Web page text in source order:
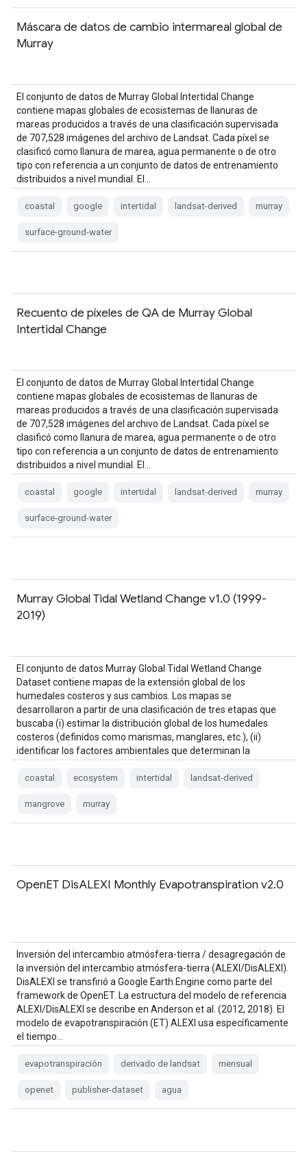
Máscara de datos de cambio intermareal global de
Murray
El conjunto de datos de Murray Global Intertidal Change
contiene mapas globales de ecosistemas de llanuras de
mareas producidos a través de una clasificación supervisada
de 707,528 imágenes del archivo de Landsat. Cada píxel se
clasificó como llanura de marea, agua permanente o de otro
tipo con referencia a un conjunto de datos de entrenamiento
distribuidos a nivel mundial. El…
coastal google intertidal landsat-derived murray
surface-ground-water
Recuento de píxeles de QA de Murray Global
Intertidal Change
El conjunto de datos de Murray Global Intertidal Change
contiene mapas globales de ecosistemas de llanuras de
mareas producidos a través de una clasificación supervisada
de 707,528 imágenes del archivo de Landsat. Cada píxel se
clasificó como llanura de marea, agua permanente o de otro
tipo con referencia a un conjunto de datos de entrenamiento
distribuidos a nivel mundial. El…
coastal google intertidal landsat-derived murray
surface-ground-water
Murray Global Tidal Wetland Change v1.0 (1999-
2019)
El conjunto de datos Murray Global Tidal Wetland Change
Dataset contiene mapas de la extensión global de los
humedales costeros y sus cambios. Los mapas se
desarrollaron a partir de una clasificación de tres etapas que
buscaba (i) estimar la distribución global de los humedales
costeros (definidos como marismas, manglares, etc.), (ii)
identificar los factores ambientales que determinan la
vulnerabilidad de los humedales costeros ante el aumento del
coastal ecosystem intertidal landsat-derived
mangrove murray
OpenET DisALEXI Monthly Evapotranspiration v2.0
Inversión del intercambio atmósfera-tierra / desagregación de
la inversión del intercambio atmósfera-tierra (ALEXI/DisALEXI).
DisALEXI se transfirió a Google Earth Engine como parte del
framework de OpenET. La estructura del modelo de referencia
ALEXI/DisALEXI se describe en Anderson et al. (2012, 2018). El
modelo de evapotranspiración (ET) ALEXI usa específicamente
el tiempo…
evapotranspiración derivado de landsat mensual
openet publisher-dataset agua